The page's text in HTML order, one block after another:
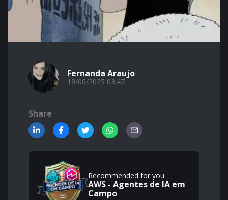
Fernanda Araujo
18/06/2025 03:47
Share
Recommended for you
AWS - Agentes de IA em
Campo